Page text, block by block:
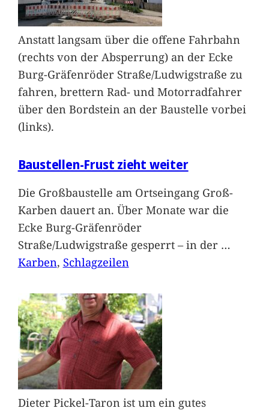
Anstatt langsam über die offene Fahrbahn
(rechts von der Absperrung) an der Ecke
Burg-Gräfenröder Straße/Ludwigstraße zu
fahren, brettern Rad- und Motorradfahrer
über den Bordstein an der Baustelle vorbei
(links).
Baustellen-Frust zieht weiter
Die Großbaustelle am Ortseingang Groß-
Karben dauert an. Über Monate war die
Ecke Burg-Gräfenröder
Straße/Ludwigstraße gesperrt – in der …
Karben, Schlagzeilen
Dieter Pickel-Taron ist um ein gutes